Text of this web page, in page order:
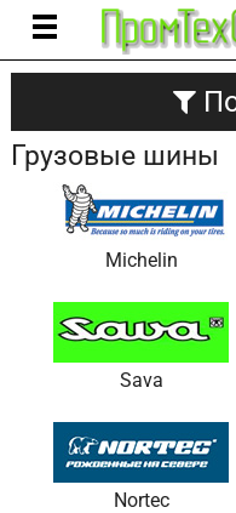
Грузовые шины
Michelin
Sava
Nortec